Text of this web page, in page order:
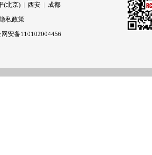
(北京) |西安 | 成都
隐私政策
安备110102004456